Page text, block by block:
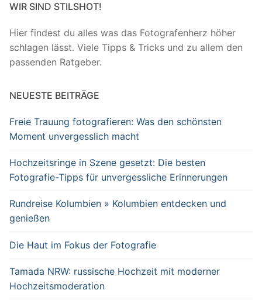
WIR SIND STILSHOT!
Hier findest du alles was das Fotografenherz höher
schlagen lässt. Viele Tipps & Tricks und zu allem den
passenden Ratgeber.
NEUESTE BEITRÄGE
Freie Trauung fotografieren: Was den schönsten
Moment unvergesslich macht
Hochzeitsringe in Szene gesetzt: Die besten
Fotografie-Tipps für unvergessliche Erinnerungen
Rundreise Kolumbien » Kolumbien entdecken und
genießen
Die Haut im Fokus der Fotografie
Tamada NRW: russische Hochzeit mit moderner
Hochzeitsmoderation